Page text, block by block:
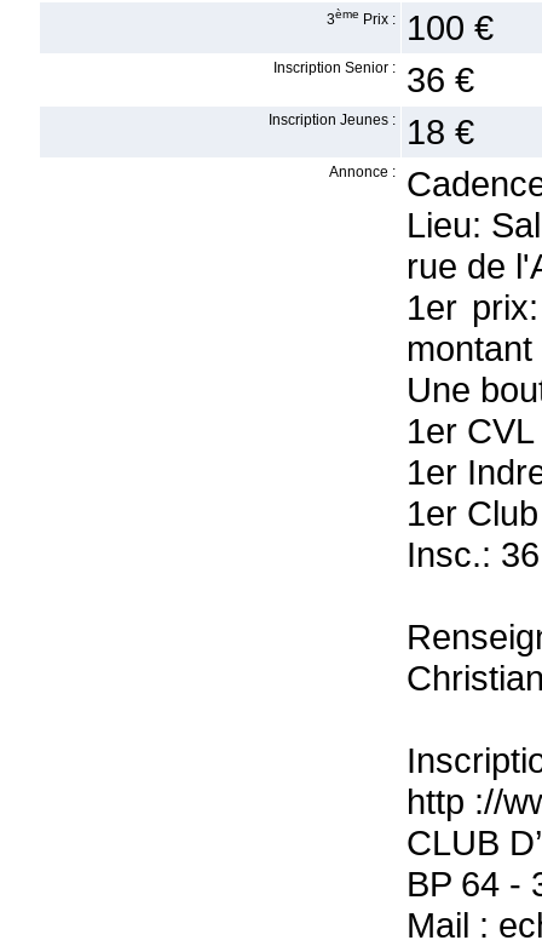
3ème Prix : 100 €
Inscription Senior : 36 €
Inscription Jeunes : 18 €
Annonce :
Lieu:
rue de
1er
Une
1er
1er
1er
Insc.:
http ://
CLUB
BP 64 -
Mail :